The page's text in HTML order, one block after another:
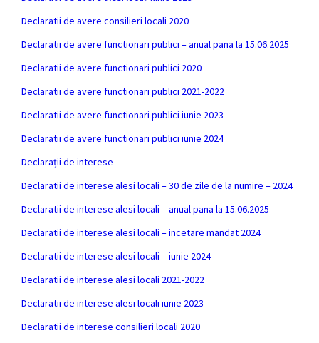
Declaratii de avere consilieri locali 2020
Declaratii de avere functionari publici – anual pana la 15.06.2025
Declaratii de avere functionari publici 2020
Declaratii de avere functionari publici 2021-2022
Declaratii de avere functionari publici iunie 2023
Declaratii de avere functionari publici iunie 2024
Declarații de interese
Declaratii de interese alesi locali – 30 de zile de la numire – 2024
Declaratii de interese alesi locali – anual pana la 15.06.2025
Declaratii de interese alesi locali – incetare mandat 2024
Declaratii de interese alesi locali – iunie 2024
Declaratii de interese alesi locali 2021-2022
Declaratii de interese alesi locali iunie 2023
Declaratii de interese consilieri locali 2020